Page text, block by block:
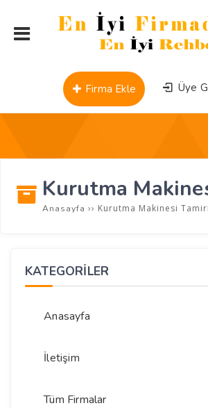
Üye
Firma Ekle
Kurutma
Anasayfa ›› Kurutma Makinesi Tamiri
KATEGORİLER
Anasayfa
İletişim
Tüm Firmalar